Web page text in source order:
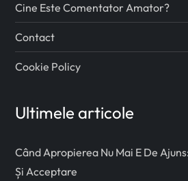
Cine Este Comentator Amator?
Contact
Cookie Policy
Ultimele articole
Când Apropierea Nu Mai E De
Și Acceptare